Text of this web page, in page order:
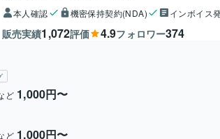
本人確認 機密保持契約(NDA) インボイス
販売実績1,072評価 4.9フォロワー374
ど 1,000円〜
ど 1,000円〜